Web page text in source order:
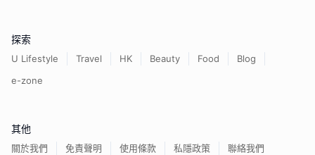
探索
U Lifestyle Travel HK Beauty Food
Blog
e-zone
其他
關於我們 免責聲明 使用條款 私隱政策 聯絡我們